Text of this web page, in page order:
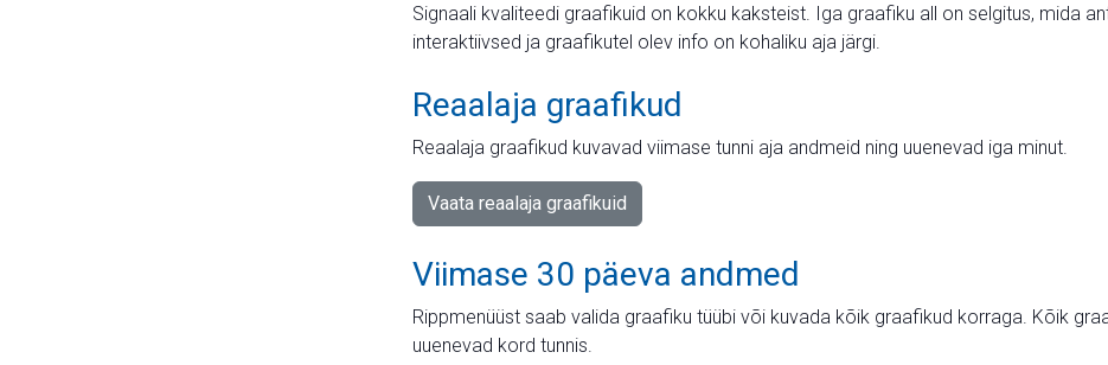
Signaali kvaliteedi graafikuid on kokku kaksteist. Iga graafiku all on selgitus, mida
interaktiivsed ja graafikutel olev info on kohaliku aja järgi.
Reaalaja graafikud
Reaalaja graafikud kuvavad viimase tunni aja andmeid ning uuenevad iga minut.
Vaata reaalaja graafikuid
Viimase 30 päeva andmed
Rippmenüüst saab valida graafiku tüübi või kuvada kõik graafikud korraga. Kõik
uuenevad kord tunnis.